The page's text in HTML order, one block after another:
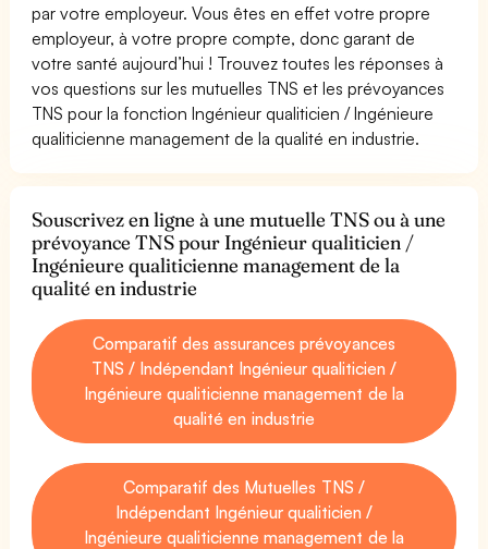
par votre employeur. Vous êtes en effet votre propre
employeur, à votre propre compte, donc garant de
votre santé aujourd’hui ! Trouvez toutes les réponses à
vos questions sur les mutuelles TNS et les prévoyances
TNS pour la fonction Ingénieur qualiticien / Ingénieure
qualiticienne management de la qualité en industrie.
Souscrivez en ligne à une mutuelle TNS ou à une
prévoyance TNS pour Ingénieur qualiticien /
Ingénieure qualiticienne management de la
qualité en industrie
Comparatif des assurances prévoyances
TNS / Indépendant Ingénieur qualiticien /
Ingénieure qualiticienne management de la
qualité en industrie
Comparatif des Mutuelles TNS /
Indépendant Ingénieur qualiticien /
Ingénieure qualiticienne management de la